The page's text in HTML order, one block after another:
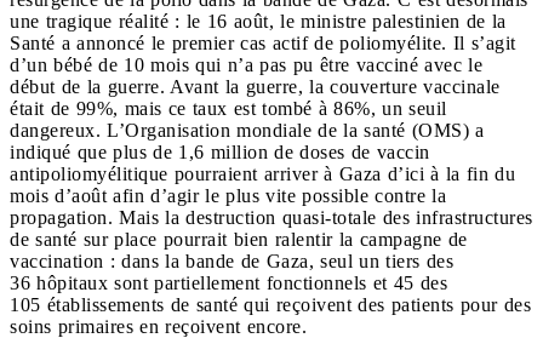
une tragique réalité : le 16 août, le ministre palestinien de la
Santé a annoncé le premier cas actif de poliomyélite. Il s’agit
d’un bébé de 10 mois qui n’a pas pu être vacciné avec le
début de la guerre. Avant la guerre, la couverture vaccinale
était de 99%, mais ce taux est tombé à 86%, un seuil
dangereux. L’Organisation mondiale de la santé (OMS) a
indiqué que plus de 1,6 million de doses de vaccin
antipoliomyélitique pourraient arriver à Gaza d’ici à la fin du
mois d’août afin d’agir le plus vite possible contre la
propagation. Mais la destruction quasi-totale des infrastructures
de santé sur place pourrait bien ralentir la campagne de
vaccination : dans la bande de Gaza, seul un tiers des
36 hôpitaux sont partiellement fonctionnels et 45 des
105 établissements de santé qui reçoivent des patients pour des
soins primaires en reçoivent encore.